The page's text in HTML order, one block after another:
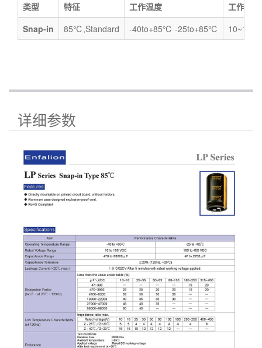
类型 特征 工作温度
工作电压
Snap-in
85℃,Standard -40to+85℃ -25to+85℃
详细参数